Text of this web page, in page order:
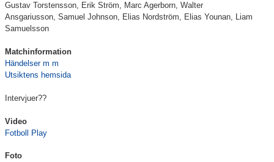
Gustav Torstensson, Erik Ström, Marc Agerborn, Walter
Ansgariusson, Samuel Johnson, Elias Nordström, Elias Younan, Liam
Samuelsson
Matchinformation
Händelser m m
Utsiktens hemsida
Intervjuer??
Video
Fotboll Play
Foto